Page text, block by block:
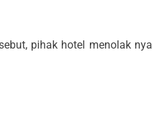
pihak hotel menolak nya